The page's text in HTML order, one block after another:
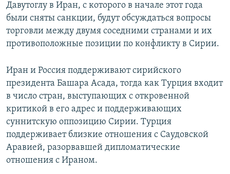
Давутоглу в Иран, с которого в начале этот года
были сняты санкции, будут обсуждаться вопросы
торговли между двумя соседними странами и их
противоположные позиции по конфликту в Сирии.
Иран и Россия поддерживают сирийского
президента Башара Асада, тогда как Турция входит
в число стран, выступающих с откровенной
критикой в его адрес и поддерживающих
суннитскую оппозицию Сирии. Турция
поддерживает близкие отношения с Саудовской
Аравией, разорвавшей дипломатические
отношения с Ираном.